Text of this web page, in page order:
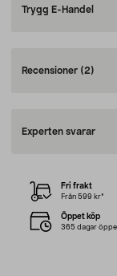
Trygg E-Handel
Recensioner (2)
Experten svarar
Fri frakt
Från 599 kr*
Öppet köp
365 dagar